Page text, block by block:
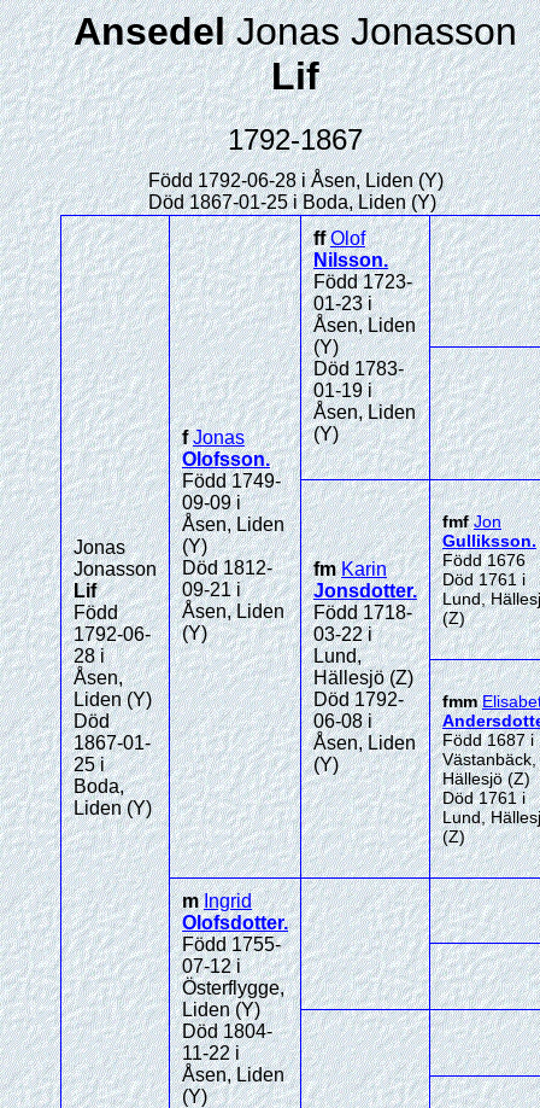
AnsedelJonas Jonasson
Lif
1792-1867
Född 1792-06-28 i Åsen, Liden (Y)
Död 1867-01-25 i Boda, Liden (Y)
Jonas
Jonasson
Lif
Född
1792-06-
28 i
Åsen,
Liden (Y)
Död
1867-01-
25 i
Boda,
Liden (Y)
fJonas
Olofsson.
Född 1749-
09-09 i
Åsen, Liden
(Y)
Död 1812-
09-21 i
Åsen, Liden
(Y)
ffOlof
Nilsson.
Född 1723-
01-23 i
Åsen, Liden
(Y)
Död 1783-
01-19 i
Åsen, Liden
(Y)
fmKarin
Jonsdotter.
Född 1718-
03-22 i
Lund,
Hällesjö (Z)
Död 1792-
06-08 i
Åsen, Liden
(Y)
fmfJon
Gulliksson.
Född 1676
Död 1761 i
Lund,
(Z)
fmm
Född 1687 i
Västanbäck,
Hällesjö (Z)
Död 1761 i
Lund,
(Z)
mIngrid
Olofsdotter.
Född 1755-
07-12 i
Österflygge,
Liden (Y)
Död 1804-
11-22 i
Åsen, Liden
(Y)